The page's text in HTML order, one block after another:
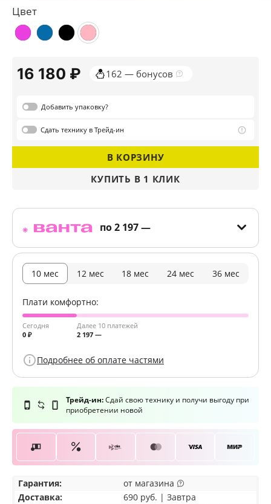
Цвет
16 180 ₽ 162 — бонусов
Добавить упаковку?
Сдать технику в Трейд-ин
В КОРЗИНУ
КУПИТЬ В 1 КЛИК
ДАЛЕЕ
по2 197 —
10 мес 12 мес 18 мес 24 мес 36 мес
Плати комфортно:
Сегодня
0 ₽
Далее 10 платежей
2 197 —
Подробнее об оплате частями
Трейд-ин:Сдай свою технику и получи выгоду при
приобретении новой
Гарантия:
от магазина
Доставка:
690 руб. | Завтра